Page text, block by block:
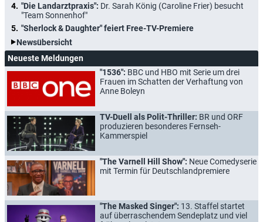
"Die Landarztpraxis": Dr. Sarah König (Caroline Frier) besucht
"Team Sonnenhof"
"Sherlock & Daughter" feiert Free-TV-Premiere
Newsübersicht
Neueste Meldungen
"1536": BBC und HBO mit Serie um drei
Frauen im Schatten der Verhaftung von
Anne Boleyn
TV-Duell als Polit-Thriller: BR und ORF
produzieren besonderes Fernseh-
Kammerspiel
"The Varnell Hill Show": Neue Comedyserie
mit Termin für Deutschlandpremiere
"The Masked Singer": 13. Staffel startet
auf überraschendem Sendeplatz und viel